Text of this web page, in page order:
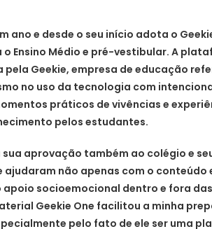
ano e desde o seu início adota o
Ensino Médio e pré-vestibular. A
Geekie, empresa de educação
no uso da tecnologia com
práticos de vivências e
pelos estudantes.
aprovação também ao colégio e
ajudaram não apenas com o conteúdo
apoio socioemocional dentro e fora
Geekie One facilitou a minha
pelo fato de ele ser uma